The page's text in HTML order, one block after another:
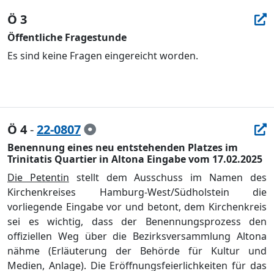
Ö 3
Öffentliche Fragestunde
Es sind keine Fragen eingereicht worden.
Ö 4-22-0807
Benennung eines neu entstehenden Platzes im
Trinitatis Quartier in Altona Eingabe vom 17.02.2025
Die Petentin stellt dem Ausschuss im Namen des
Kirchenkreises Hamburg-West/Südholstein die
vorliegende Eingabe vor und betont,dem Kirchenkreis
sei es wichtig, dass der Benennungsprozess den
offiziellen Weg über die Bezirksversammlung Altona
nähme (Erläuterung der Behörde für Kultur und
Medien, Anlage). Die Eröffnungsfeierlichkeiten für das